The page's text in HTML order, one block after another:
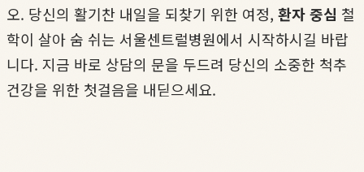
오. 당신의 활기찬 내일을 되찾기 위한 여정, 환자 중심 철
학이 살아 숨 쉬는 서울센트럴병원에서 시작하시길 바랍
니다. 지금 바로 상담의 문을 두드려 당신의 소중한 척추
건강을 위한 첫걸음을 내딛으세요.